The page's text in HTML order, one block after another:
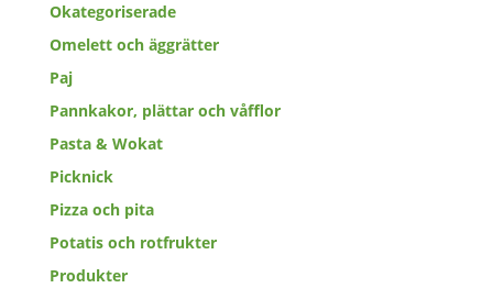
Okategoriserade
Omelett och äggrätter
Paj
Pannkakor, plättar och våfflor
Pasta & Wokat
Picknick
Pizza och pita
Potatis och rotfrukter
Produkter